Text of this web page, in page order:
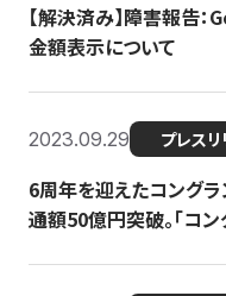
【解決済み】障害報告
金額表示について
2023.09.29 プレスリ
6周年を迎えたコング
通額50億円突破。「コ